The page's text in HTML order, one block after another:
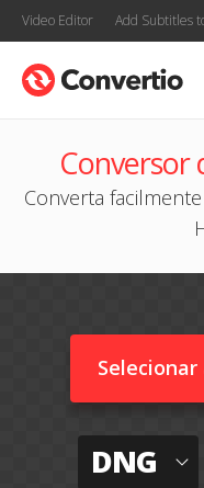
Video Editor Add Subtitles
Conversor
Converta
DNG